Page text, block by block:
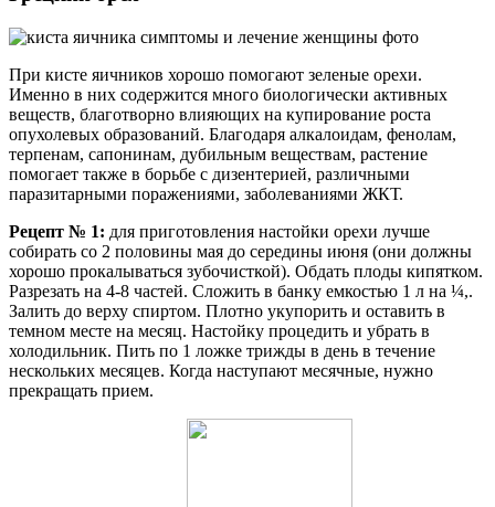
При кисте яичников хорошо помогают зеленые орехи.
Именно в них содержится много биологически активных
веществ, благотворно влияющих на купирование роста
опухолевых образований. Благодаря алкалоидам, фенолам,
терпенам, сапонинам, дубильным веществам, растение
помогает также в борьбе с дизентерией, различными
паразитарными поражениями, заболеваниями ЖКТ.
Рецепт № 1: для приготовления настойки орехи лучше
собирать со 2 половины мая до середины июня (они должны
хорошо прокалываться зубочисткой). Обдать плоды кипятком.
Разрезать на 4-8 частей. Сложить в банку емкостью 1 л на ¼,.
Залить до верху спиртом. Плотно укупорить и оставить в
темном месте на месяц. Настойку процедить и убрать в
холодильник. Пить по 1 ложке трижды в день в течение
нескольких месяцев. Когда наступают месячные, нужно
прекращать прием.